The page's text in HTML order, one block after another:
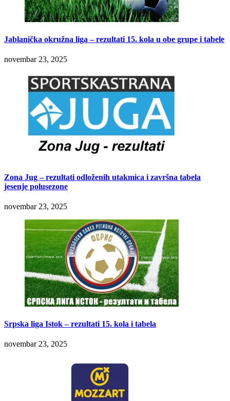
Jablanička okružna liga – rezultati 15. kola u obe grupe i tabele
novembar 23, 2025
Zona Jug – rezultati odloženih utakmica i završna tabela
jesenje polusezone
novembar 23, 2025
Srpska liga Istok – rezultati 15. kola i tabela
novembar 23, 2025